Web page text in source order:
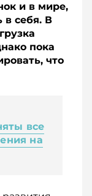
и в мире,
в себя. В
пока
что
все
на